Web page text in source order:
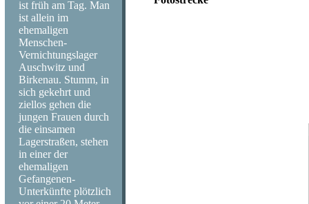
ist früh am Tag. Man
ist allein im
ehemaligen
Menschen-
Vernichtungslager
Auschwitz und
Birkenau. Stumm, in
sich gekehrt und
ziellos gehen die
jungen Frauen durch
die einsamen
Lagerstraßen, stehen
in einer der
ehemaligen
Gefangenen-
Unterkünfte plötzlich